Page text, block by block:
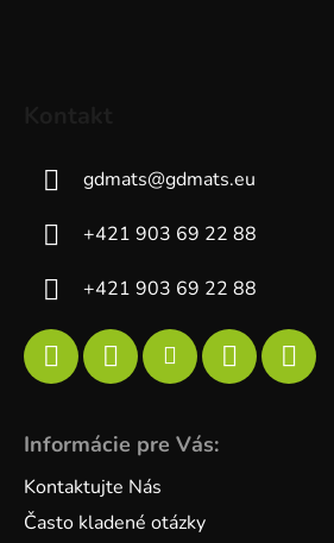
gdmats@gdmats.eu
+421 903 69 22 88
+421 903 69 22 88
Informácie pre Vás:
Kontaktujte Nás
Často kladené otázky